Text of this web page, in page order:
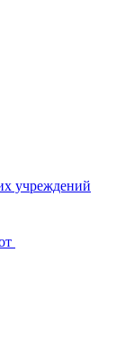
учреждений